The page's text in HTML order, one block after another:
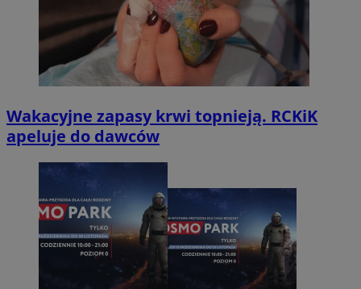
Wakacyjne zapasy krwi topnieją. RCKiK
apeluje do dawców